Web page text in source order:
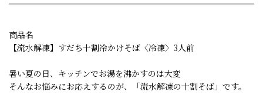
商品名
【流水解凍】すだち十割冷かけそば〈冷凍〉3人前
暑い夏の日、キッチンでお湯を沸かすのは大変――
そんなお悩みにお応えするのが、「流水解凍の十割そば」です。